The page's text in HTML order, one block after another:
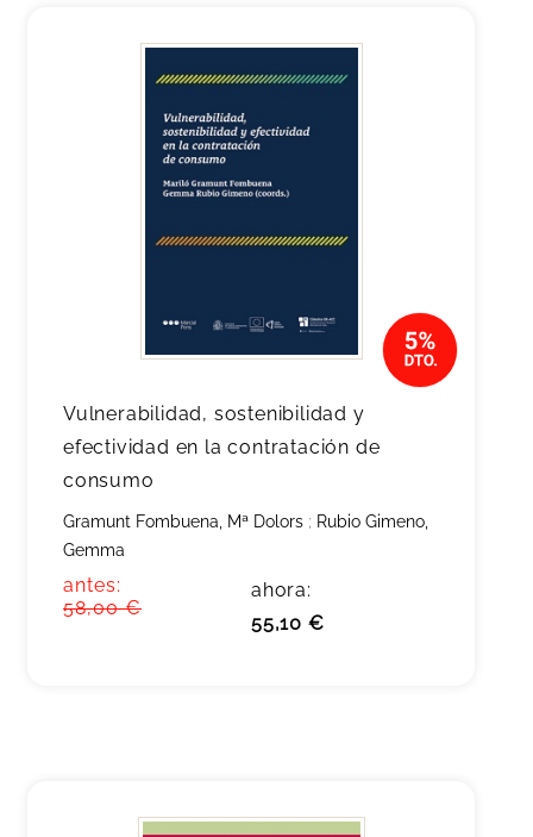
Vulnerabilidad, sostenibilidad y
efectividad en la contratación de
consumo
Gramunt Fombuena, Mª Dolors ; Rubio Gimeno,
Gemma
antes:
58,00 €
ahora:
55,10 €